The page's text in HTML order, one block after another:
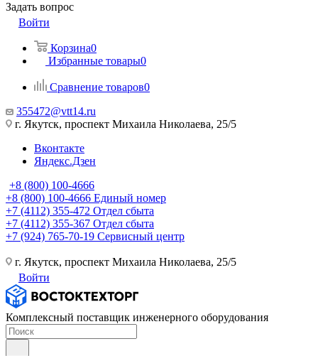
Задать вопрос
Войти
Корзина0
Избранные товары0
Сравнение товаров0
355472@vtt14.ru
г. Якутск, проспект Михаила Николаева, 25/5
Вконтакте
Яндекс.Дзен
+8 (800) 100-4666
+8 (800) 100-4666 Единый номер
+7 (4112) 355-472 Отдел сбыта
+7 (4112) 355-367 Отдел сбыта
+7 (924) 765-70-19 Сервисный центр
г. Якутск, проспект Михаила Николаева, 25/5
Войти
Комплексный поставщик инженерного оборудования